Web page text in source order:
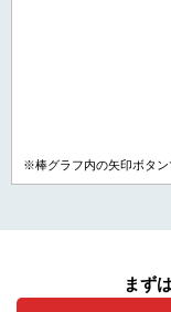
※棒グラフ内の矢印ボタン
まず